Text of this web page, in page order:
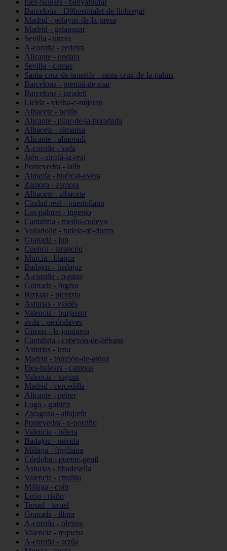
Illes-balears - banyalbufar
Barcelona - l39hospitalet-de-llobregat
Madrid - pelayos-de-la-presa
Madrid - galapagar
Sevilla - utrera
A-coruña - cedeira
Alicante - ondara
Sevilla - camas
Santa-cruz-de-tenerife - santa-cruz-de-la-palma
Barcelona - premià-de-mar
Barcelona - taradell
Lleida - vielha-e-mijaran
Albacete - hellín
Alicante - pilar-de-la-horadada
Albacete - almansa
Alicante - almoradí
A-coruña - sada
Jaén - alcalá-la-real
Pontevedra - lalín
Almería - huércal-overa
Zamora - zamora
Albacete - albacete
Ciudad-real - puertollano
Las-palmas - ingenio
Cantabria - medio-cudeyo
Valladolid - tudela-de-duero
Granada - jun
Cuenca - tarancón
Murcia - blanca
Badajoz - badajoz
A-coruña - o-pino
Granada - órgiva
Bizkaia - plentzia
Asturias - valdés
Valencia - burjassot
ávila - piedralaves
Girona - la-jonquera
Cantabria - cabezón-de-liébana
Asturias - lena
Madrid - torrejón-de-ardoz
Illes-balears - campos
Valencia - sagunt
Madrid - cercedilla
Alicante - petrer
Lugo - guitiriz
Zaragoza - alfajarín
Pontevedra - o-porriño
Valencia - bétera
Badajoz - mérida
Málaga - frigiliana
Córdoba - puente-genil
Asturias - ribadesella
Valencia - chulilla
Málaga - coín
León - riaño
Teruel - teruel
Granada - illora
A-coruña - oleiros
Valencia - requena
A-coruña - arzúa